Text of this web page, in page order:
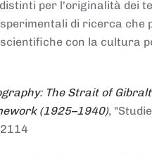
per l'originalità dei
di ricerca
con la cultura
The Strait of
(1925–1940),